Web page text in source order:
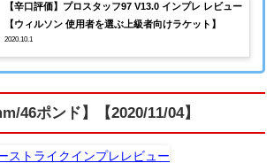
【辛口評価】プロスタッフ97 V13.0 インプレ レビュー
【ウィルソン 使用者を選ぶ上級者向けラケット】
2020.10.1
46ポンド】【2020/11/04】